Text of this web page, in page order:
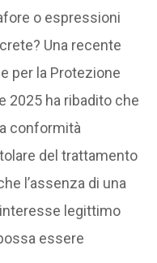
o espressioni
Una recente
per la Protezione
2025 ha ribadito che
conformità
del trattamento
l’assenza di una
legittimo
essere